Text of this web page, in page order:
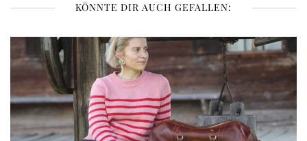
KÖNNTE DIR AUCH GEFALLEN: